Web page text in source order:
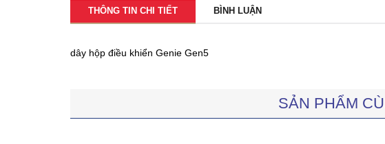
THÔNG TIN CHI TIẾT BÌNH LUẬN
dây hộp điều khiển Genie Gen5
SẢN PHẨM